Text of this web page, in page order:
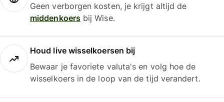
Geen verborgen kosten, je krijgt altijd de
middenkoersbij Wise.
Houd live wisselkoersen bij
Bewaar je favoriete valuta's en volg hoe de
wisselkoers in de loop van de tijd verandert.